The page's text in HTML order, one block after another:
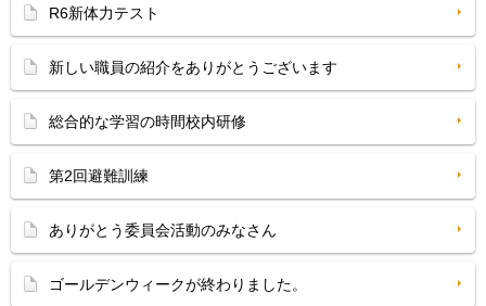
R6新体力テスト
新しい職員の紹介をありがとうございます
総合的な学習の時間校内研修
第2回避難訓練
ありがとう委員会活動のみなさん
ゴールデンウィークが終わりました。